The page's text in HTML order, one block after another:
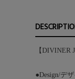
【DIVINER
●Design/デ